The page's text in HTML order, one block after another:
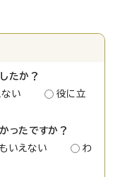
たか？
ない
役に立
ったですか？
いえない
わ